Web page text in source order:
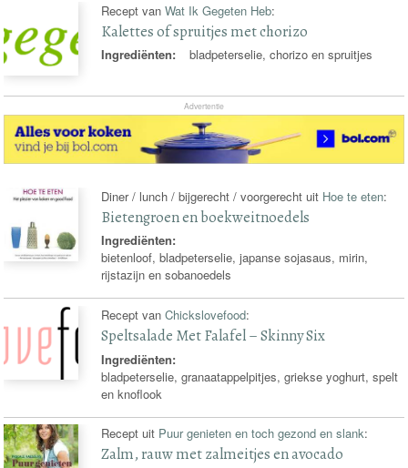
Recept vanWat Ik Gegeten Heb:
Kalettes of spruitjes met chorizo
Ingrediënten: bladpeterselie, chorizo en spruitjes
Advertentie
Diner / lunch / bijgerecht / voorgerecht uit Hoe te eten:
Bietengroen en boekweitnoedels
Ingrediënten:
bietenloof, bladpeterselie, japanse sojasaus, mirin,
rijstazijn en sobanoedels
Recept vanChickslovefood:
Speltsalade Met Falafel – Skinny Six
Ingrediënten:
bladpeterselie, granaatappelpitjes, griekse yoghurt, spelt
en knoflook
Recept uit Puur genieten en toch gezond en slank:
Zalm, rauw met zalmeitjes en avocado